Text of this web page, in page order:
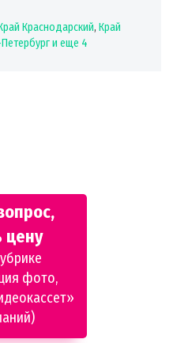
Краснодарский, Край
и еще 4
цену
фото,